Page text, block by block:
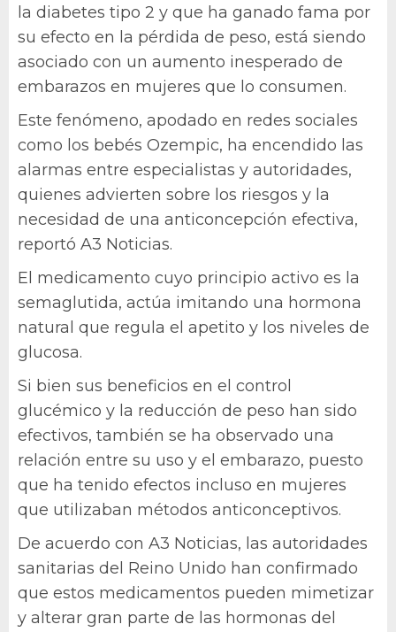
la diabetes tipo 2 y que ha ganado fama por
su efecto en la pérdida de peso, está siendo
asociado con un aumento inesperado de
embarazos en mujeres que lo consumen.
Este fenómeno, apodado en redes sociales
como los bebés Ozempic, ha encendido las
alarmas entre especialistas y autoridades,
quienes advierten sobre los riesgos y la
necesidad de una anticoncepción efectiva,
reportó A3 Noticias.
El medicamento cuyo principio activo es la
semaglutida, actúa imitando una hormona
natural que regula el apetito y los niveles de
glucosa.
Si bien sus beneficios en el control
glucémico y la reducción de peso han sido
efectivos, también se ha observado una
relación entre su uso y el embarazo, puesto
que ha tenido efectos incluso en mujeres
que utilizaban métodos anticonceptivos.
De acuerdo con A3 Noticias, las autoridades
sanitarias del Reino Unido han confirmado
que estos medicamentos pueden mimetizar
y alterar gran parte de las hormonas del